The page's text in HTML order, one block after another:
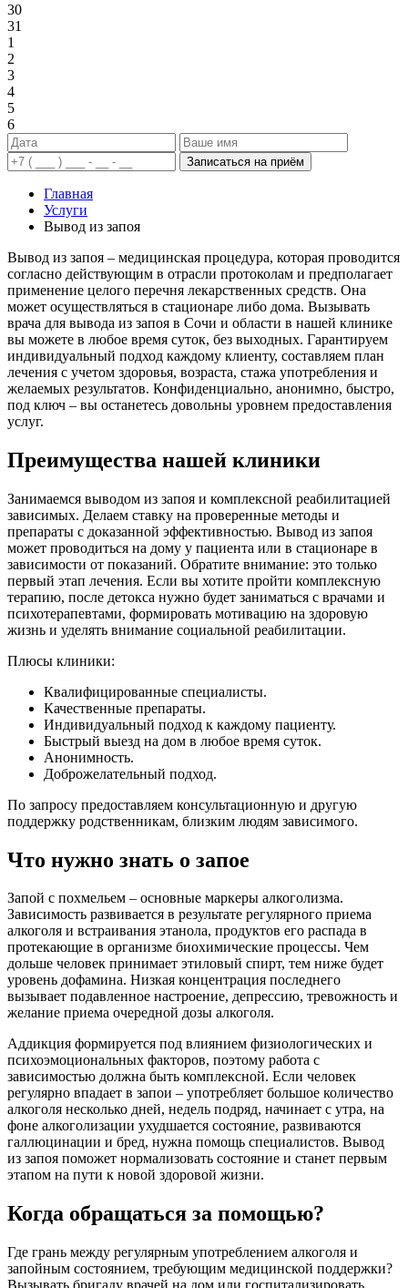
30
31
1
2
3
4
5
6
Записаться на приём
Главная
Услуги
Вывод из запоя
Вывод из запоя – медицинская процедура, которая проводится
согласно действующим в отрасли протоколам и предполагает
применение целого перечня лекарственных средств. Она
может осуществляться в стационаре либо дома. Вызывать
врача для вывода из запоя в Сочи и области в нашей клинике
вы можете в любое время суток, без выходных. Гарантируем
индивидуальный подход каждому клиенту, составляем план
лечения с учетом здоровья, возраста, стажа употребления и
желаемых результатов. Конфиденциально, анонимно, быстро,
под ключ – вы останетесь довольны уровнем предоставления
услуг.
Преимущества нашей клиники
Занимаемся выводом из запоя и комплексной реабилитацией
зависимых. Делаем ставку на проверенные методы и
препараты с доказанной эффективностью. Вывод из запоя
может проводиться на дому у пациента или в стационаре в
зависимости от показаний. Обратите внимание: это только
первый этап лечения. Если вы хотите пройти комплексную
терапию, после детокса нужно будет заниматься с врачами и
психотерапевтами, формировать мотивацию на здоровую
жизнь и уделять внимание социальной реабилитации.
Плюсы клиники:
Квалифицированные специалисты.
Качественные препараты.
Индивидуальный подход к каждому пациенту.
Быстрый выезд на дом в любое время суток.
Анонимность.
Доброжелательный подход.
По запросу предоставляем консультационную и другую
поддержку родственникам, близким людям зависимого.
Что нужно знать о запое
Запой с похмельем – основные маркеры алкоголизма.
Зависимость развивается в результате регулярного приема
алкоголя и встраивания этанола, продуктов его распада в
протекающие в организме биохимические процессы. Чем
дольше человек принимает этиловый спирт, тем ниже будет
уровень дофамина. Низкая концентрация последнего
вызывает подавленное настроение, депрессию, тревожность и
желание приема очередной дозы алкоголя.
Аддикция формируется под влиянием физиологических и
психоэмоциональных факторов, поэтому работа с
зависимостью должна быть комплексной. Если человек
регулярно впадает в запои – употребляет большое количество
алкоголя несколько дней, недель подряд, начинает с утра, на
фоне алкоголизации ухудшается состояние, развиваются
галлюцинации и бред, нужна помощь специалистов. Вывод
из запоя поможет нормализовать состояние и станет первым
этапом на пути к новой здоровой жизни.
Когда обращаться за помощью?
Где грань между регулярным употреблением алкоголя и
запойным состоянием, требующим медицинской поддержки?